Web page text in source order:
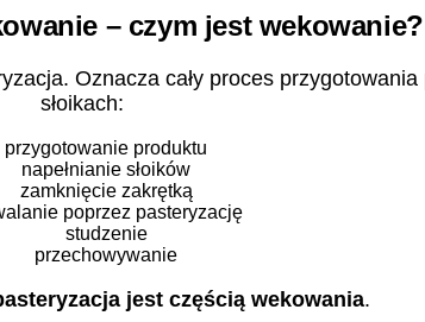
– czym jest wekowanie?
Oznacza cały proces
słoikach:
przygotowanie produktu
napełnianie słoików
zamknięcie zakrętką
poprzez pasteryzację
studzenie
przechowywanie
jest częścią wekowania.